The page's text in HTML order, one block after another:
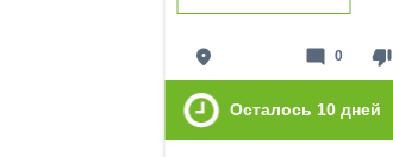
place thumb_down
mode_comment 0
Осталось 10 дней